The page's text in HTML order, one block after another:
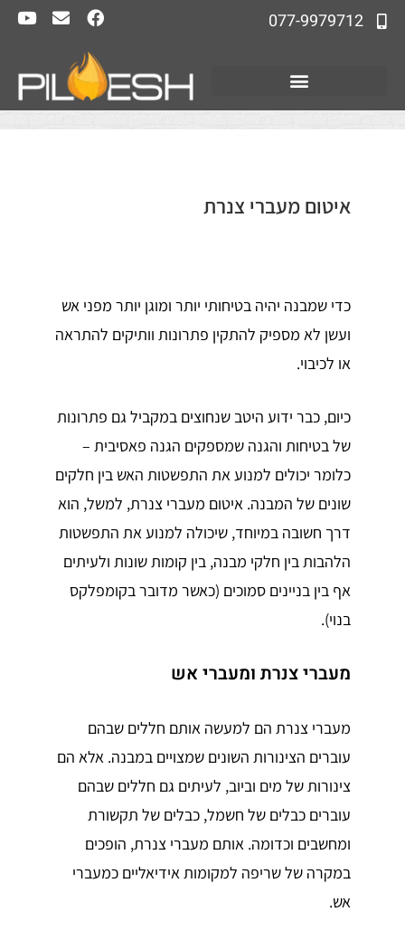
077-9979712
איטום מעברי צנרת
כדי שמבנה יהיה בטיחותי יותר ומוגן יותר מפני אש
ועשן לא מספיק להתקין פתרונות וותיקים להתראה
או לכיבוי.
כיום, כבר ידוע היטב שנחוצים במקביל גם פתרונות
של בטיחות והגנה שמספקים הגנה פאסיבית –
כלומר יכולים למנוע את התפשטות האש בין חלקים
שונים של המבנה. איטום מעברי צנרת, למשל, הוא
דרך חשובה במיוחד, שיכולה למנוע את התפשטות
הלהבות בין חלקי מבנה, בין קומות שונות ולעיתים
אף בין בניינים סמוכים (כאשר מדובר בקומפלקס
בנוי).
מעברי צנרת ומעברי אש
מעברי צנרת הם למעשה אותם חללים שבהם
עוברים הצינורות השונים שמצויים במבנה. אלא הם
צינורות של מים וביוב, לעיתים גם חללים שבהם
עוברים כבלים של חשמל, כבלים של תקשורת
ומחשבים וכדומה. אותם מעברי צנרת, הופכים
במקרה של שריפה למקומות אידיאליים כמעברי
אש.